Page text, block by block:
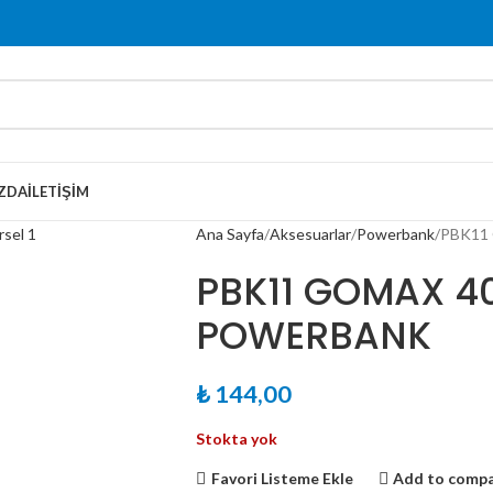
İLETIŞIM
Ana Sayfa Aksesuarlar Powerbank PBK11
PBK11 GOMAX
POWERBANK
₺144,00
Stokta yok
Favori Listeme Ekle Add to